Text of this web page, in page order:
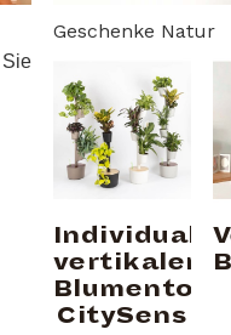
Geschenke Natur
vertikaler
Blumentopf
CitySens